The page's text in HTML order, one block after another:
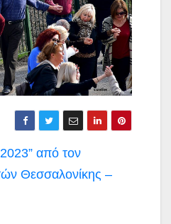
2023” από τον
Θεσσαλονίκης –